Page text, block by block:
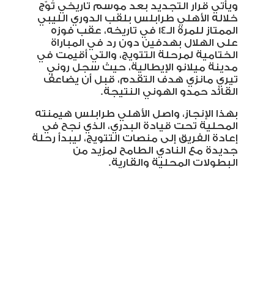
ويأتي قرار التجديد بعد موسم تاريخي تُوّج
خلاله الأهلي طرابلس بلقب الدوري الليبي
الممتاز للمرة الـ14 في تاريخه، عقب فوزه
على الهلال بهدفين دون رد في المباراة
الختامية لمرحلة التتويج، والتي أقيمت في
مدينة ميلانو الإيطالية، حيث سجل روني
تيري مانزي هدف التقدم، قبل أن يضاعف
القائد حمدو الهوني النتيجة.
بهذا الإنجاز، واصل الأهلي طرابلس هيمنته
المحلية تحت قيادة البدري، الذي نجح في
إعادة الفريق إلى منصات التتويج، ليبدأ رحلة
جديدة مع النادي الطامح لمزيد من
البطولات المحلية والقارية.